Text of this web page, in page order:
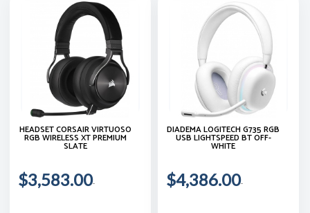
HEADSET CORSAIR VIRTUOSO
RGB WIRELESS XT PREMIUM
SLATE
$3,583.00
DIADEMA LOGITECH G735 RGB
USB LIGHTSPEED BT OFF-
WHITE
$4,386.00